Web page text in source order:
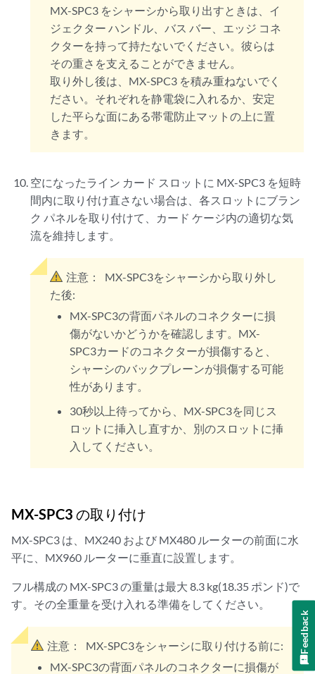
MX-SPC3 をシャーシから取り出すときは、イ
ジェクター ハンドル、バス バー、エッジ コネ
クターを持って持たないでください。彼らは
その重さを支えることができません。
取り外し後は、MX-SPC3 を積み重ねないでく
ださい。それぞれを静電袋に入れるか、安定
した平らな面にある帯電防止マットの上に置
きます。
空になったライン カード スロットに MX-SPC3 を短時
間内に取り付け直さない場合は、各スロットにブラン
ク パネルを取り付けて、カード ケージ内の適切な気
流を維持します。
注意：
MX-SPC3をシャーシから取り外し
た後:
MX-SPC3の背面パネルのコネクターに損
傷がないかどうかを確認します。MX-
SPC3カードのコネクターが損傷すると、
シャーシのバックプレーンが損傷する可能
性があります。
30秒以上待ってから、MX-SPC3を同じス
ロットに挿入し直すか、別のスロットに挿
入してください。
MX-SPC3 の取り付け
MX-SPC3 は、MX240 および MX480 ルーターの前面に水
平に、MX960 ルーターに垂直に設置します。
フル構成の MX-SPC3 の重量は最大 8.3 kg(18.35 ポンド)で
す。その全重量を受け入れる準備をしてください。
注意：
MX-SPC3をシャーシに取り付ける前に:
MX-SPC3の背面パネルのコネクターに損傷が
Feedback